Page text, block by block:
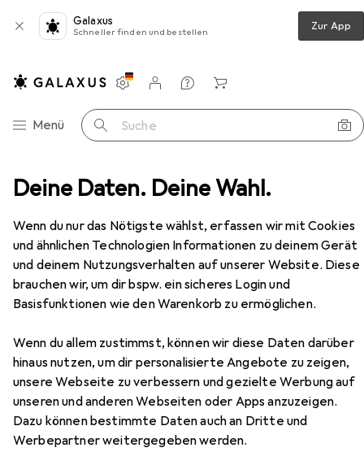
Deine Daten. Deine Wahl.
Wenn du nur das Nötigste wählst, erfassen wir mit Cookies
und ähnlichen Technologien Informationen zu deinem Gerät
und deinem Nutzungsverhalten auf unserer Website. Diese
brauchen wir, um dir bspw. ein sicheres Login und
Basisfunktionen wie den Warenkorb zu ermöglichen.
Wenn du allem zustimmst, können wir diese Daten darüber
hinaus nutzen, um dir personalisierte Angebote zu zeigen,
unsere Webseite zu verbessern und gezielte Werbung auf
unseren und anderen Webseiten oder Apps anzuzeigen.
Dazu können bestimmte Daten auch an Dritte und
Werbepartner weitergegeben werden.
Galaxus
Schneller finden und bestellen Zur App
Navigation nach Kategorien
Menü Suche
Einstellungen
Kundenkonto
Vergleichslisten
Merklisten
Warenkorb
Fernbedienung Meliconi 808043 TLC EVO 3 Sony
EUR
17,90
Meliconi808043 TLC EVO 3 Sony
Infrarot